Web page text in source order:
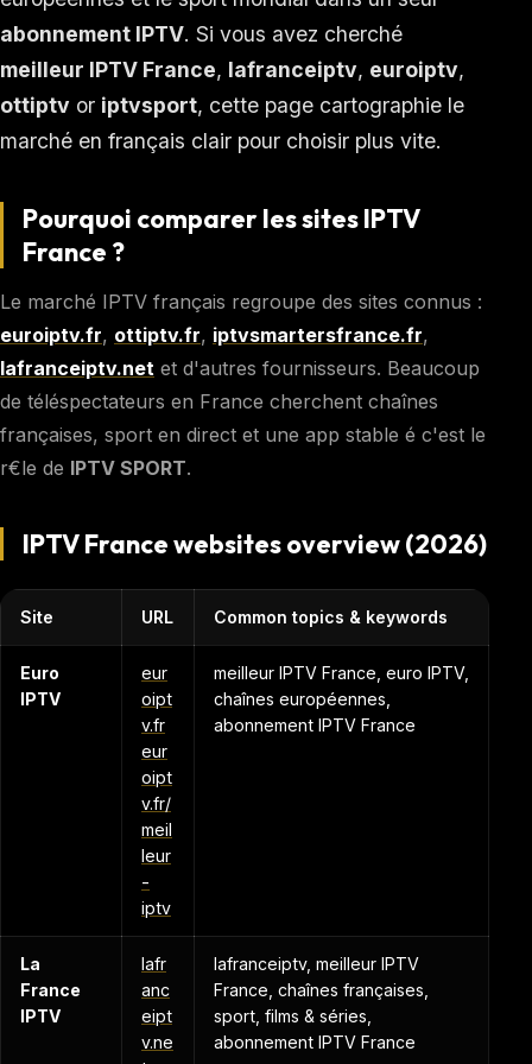
abonnement IPTV. Si vous avez cherché
meilleur IPTV France, lafranceiptv, euroiptv,
ottiptv or iptvsport, cette page cartographie le
marché en français clair pour choisir plus vite.
Pourquoi comparer les sites IPTV
France ?
Le marché IPTV français regroupe des sites connus :
euroiptv.fr, ottiptv.fr, iptvsmartersfrance.fr,
lafranceiptv.net et d'autres fournisseurs. Beaucoup
de téléspectateurs en France cherchent chaînes
françaises, sport en direct et une app stable é c'est le
r€le de IPTV SPORT.
IPTV France websites overview (2026)
Site URL Common topics & keywords
Euro
IPTV
eur
oipt
v.fr
eur
oipt
v.fr/
meil
leur
-
iptv
meilleur IPTV France, euro IPTV,
chaînes européennes,
abonnement IPTV France
La
France
IPTV
lafr
anc
eipt
v.ne
lafranceiptv, meilleur IPTV
France, chaînes françaises,
sport, films & séries,
abonnement IPTV France